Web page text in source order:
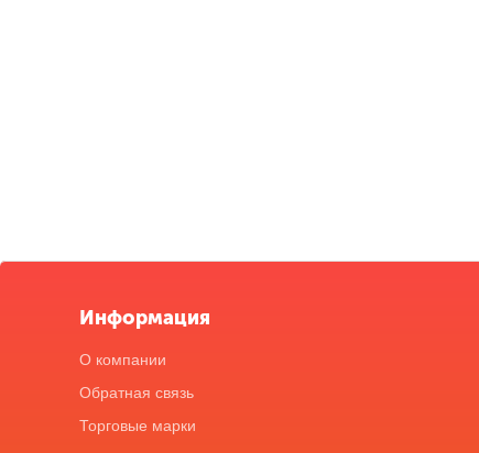
Информация
О компании
Обратная связь
Торговые марки